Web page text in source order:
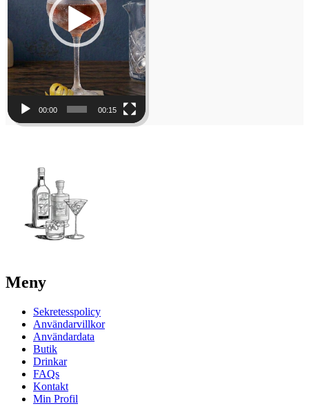
00:00 00:15
Meny
Sekretesspolicy
Användarvillkor
Användardata
Butik
Drinkar
FAQs
Kontakt
Min Profil